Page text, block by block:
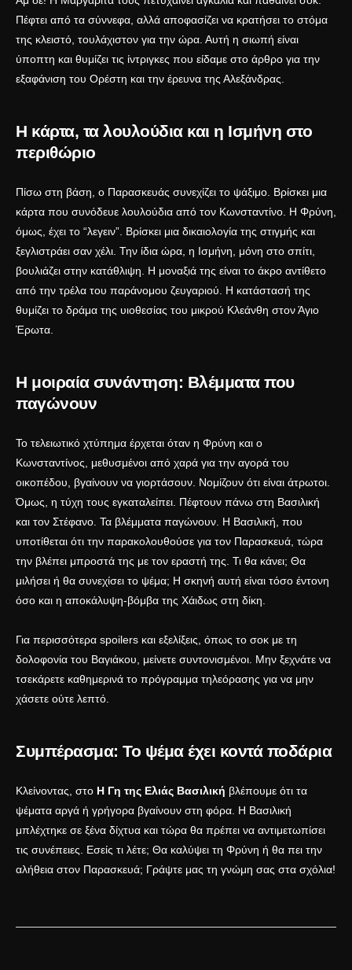
Πέφτει από τα σύννεφα, αλλά αποφασίζει να κρατήσει το στόμα
της κλειστό, τουλάχιστον για την ώρα. Αυτή η σιωπή είναι
ύποπτη και θυμίζει τις ίντριγκες που είδαμε στο άρθρο για την
εξαφάνιση του Ορέστη και την έρευνα της Αλεξάνδρας.
Η κάρτα, τα λουλούδια και η Ισμήνη στο
περιθώριο
Πίσω στη βάση, ο Παρασκευάς συνεχίζει το ψάξιμο. Βρίσκει μια
κάρτα που συνόδευε λουλούδια από τον Κωνσταντίνο. Η Φρύνη,
όμως, έχει το “λεγειν”. Βρίσκει μια δικαιολογία της στιγμής και
ξεγλιστράει σαν χέλι. Την ίδια ώρα, η Ισμήνη, μόνη στο σπίτι,
βουλιάζει στην κατάθλιψη. Η μοναξιά της είναι το άκρο αντίθετο
από την τρέλα του παράνομου ζευγαριού. Η κατάστασή της
θυμίζει το δράμα της υιοθεσίας του μικρού Κλεάνθη στον Άγιο
Έρωτα.
Η μοιραία συνάντηση: Βλέμματα που
παγώνουν
Το τελειωτικό χτύπημα έρχεται όταν η Φρύνη και ο
Κωνσταντίνος, μεθυσμένοι από χαρά για την αγορά του
οικοπέδου, βγαίνουν να γιορτάσουν. Νομίζουν ότι είναι άτρωτοι.
Όμως, η τύχη τους εγκαταλείπει. Πέφτουν πάνω στη Βασιλική
και τον Στέφανο. Τα βλέμματα παγώνουν. Η Βασιλική, που
υποτίθεται ότι την παρακολουθούσε για τον Παρασκευά, τώρα
την βλέπει μπροστά της με τον εραστή της. Τι θα κάνει; Θα
μιλήσει ή θα συνεχίσει το ψέμα; Η σκηνή αυτή είναι τόσο έντονη
όσο και η αποκάλυψη-βόμβα της Χάιδως στη δίκη.
Για περισσότερα spoilers και εξελίξεις, όπως το σοκ με τη
δολοφονία του Βαγιάκου, μείνετε συντονισμένοι. Μην ξεχνάτε να
τσεκάρετε καθημερινά το πρόγραμμα τηλεόρασης για να μην
χάσετε ούτε λεπτό.
Συμπέρασμα: Το ψέμα έχει κοντά ποδάρια
Κλείνοντας, στο Η Γη της Ελιάς Βασιλική βλέπουμε ότι τα
ψέματα αργά ή γρήγορα βγαίνουν στη φόρα. Η Βασιλική
μπλέχτηκε σε ξένα δίχτυα και τώρα θα πρέπει να αντιμετωπίσει
τις συνέπειες. Εσείς τι λέτε; Θα καλύψει τη Φρύνη ή θα πει την
αλήθεια στον Παρασκευά; Γράψτε μας τη γνώμη σας στα σχόλια!